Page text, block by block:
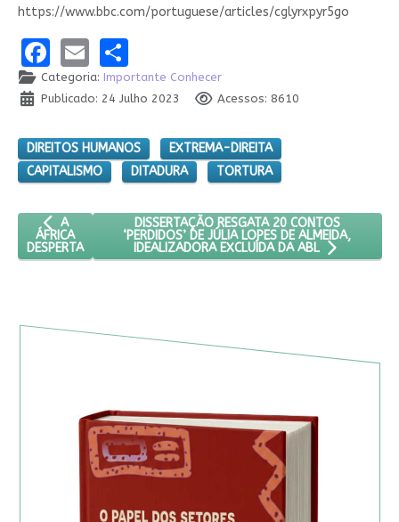
https://www.bbc.com/portuguese/articles/cglyrxpyr5go
Facebook
EmailShare
Categoria: Importante Conhecer
Publicado: 24 Julho 2023
Acessos: 8610
DIREITOS HUMANOS
EXTREMA-DIREITA
CAPITALISMO
DITADURA TORTURA
ARTIGO ANTERIOR: A ÁFRICA DESPERTA
A
ÁFRICA
DESPERTA
PRÓXIMO ARTIGO: DISSERTAÇÃO RESGATA
DISSERTAÇÃO RESGATA 20 CONTOS
‘PERDIDOS’ DE JÚLIA LOPES DE ALMEIDA,
IDEALIZADORA EXCLUÍDA DA ABL